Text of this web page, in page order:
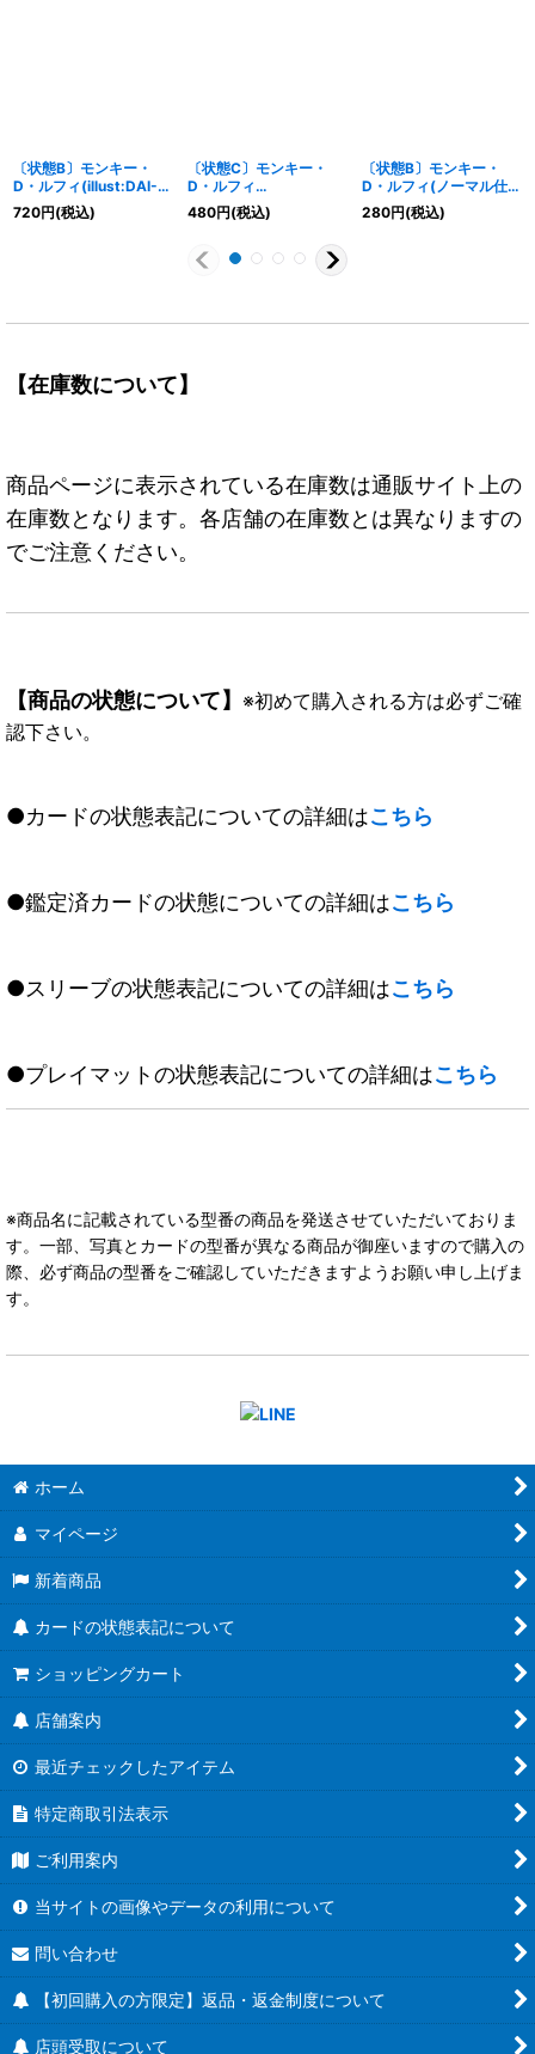
〔状態B〕モンキー・
D・ルフィ(illust:DAI-
XT.)【L】{ST13-003}
720円(税込)
〔状態C〕モンキー・
D・ルフィ
(illust:tasaka)【P】{P-
001}
480円(税込)
〔状態B〕モンキー・
D・ルフィ(ノーマル仕
様/illust:Makitoshi)
【P】{P-106}
280円(税込)
【在庫数について】
商品ページに表示されている在庫数は通販サイト上の
在庫数となります。各店舗の在庫数とは異なりますの
でご注意ください。
【商品の状態について】 ※初めて購入される方は必ずご確
認下さい。
●カードの状態表記についての詳細はこちら
●鑑定済カードの状態についての詳細はこちら
●スリーブの状態表記についての詳細はこちら
●プレイマットの状態表記についての詳細はこちら
※商品名に記載されている型番の商品を発送させていただいておりま
す。一部、写真とカードの型番が異なる商品が御座いますので購入の
際、必ず商品の型番をご確認していただきますようお願い申し上げま
す。
ホーム
マイページ
新着商品
カードの状態表記について
ショッピングカート
店舗案内
最近チェックしたアイテム
特定商取引法表示
ご利用案内
当サイトの画像やデータの利用について
問い合わせ
【初回購入の方限定】返品・返金制度について
店頭受取について